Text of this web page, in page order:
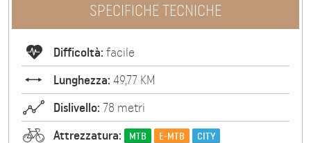
SPECIFICHE TECNICHE
Difficoltà: facile
Lunghezza: 49,77 KM
Dislivello: 78 metri
Attrezzatura:
MTB E-MTB CITY